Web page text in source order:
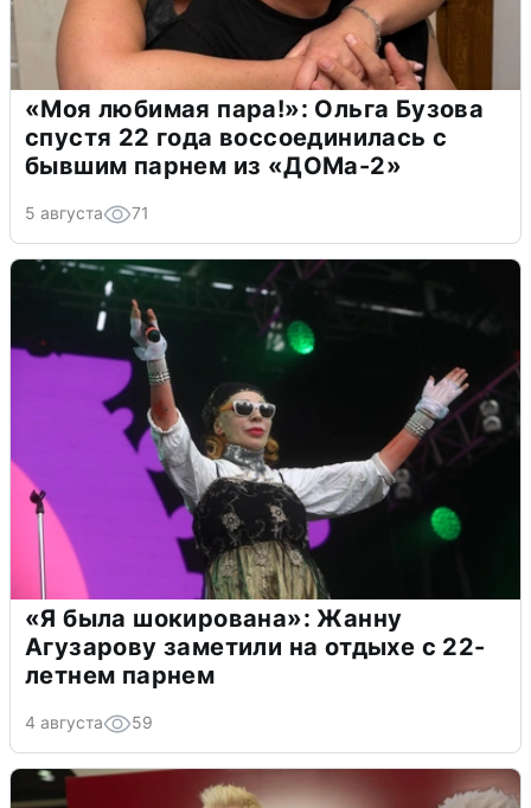
«Моя любимая пара!»: Ольга Бузова
спустя 22 года воссоединилась с
бывшим парнем из «ДОМа-2»
5 августа 71
«Я была шокирована»: Жанну
Агузарову заметили на отдыхе с 22-
летнем парнем
4 августа 59